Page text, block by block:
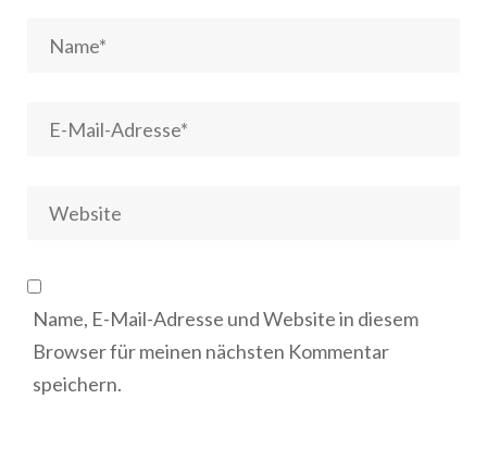
Name, E-Mail-Adresse und Website in diesem
Browser für meinen nächsten Kommentar
speichern.